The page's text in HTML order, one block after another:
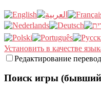
Установить в качестве
Редактирование
Поиск игры